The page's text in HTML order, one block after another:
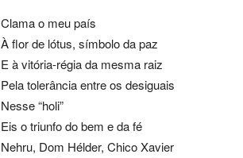
Clama o meu país
À flor de lótus, símbolo da paz
E à vitória-régia da mesma raiz
Pela tolerância entre os desiguais
Nesse “holi”
Eis o triunfo do bem e da fé
Nehru, Dom Hélder, Chico Xavier